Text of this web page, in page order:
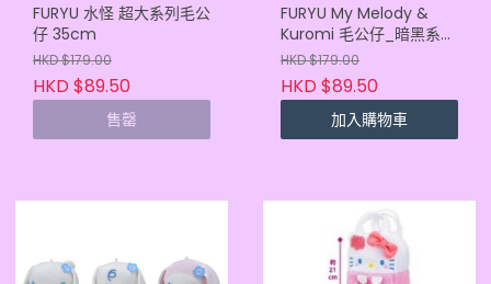
FURYU 水怪 超大系列毛公
仔 35cm
HKD $179.00
HKD $89.50
售罄
FURYU My Melody &
Kuromi 毛公仔_暗黑系列
_28cm
HKD $179.00
HKD $89.50
加入購物車